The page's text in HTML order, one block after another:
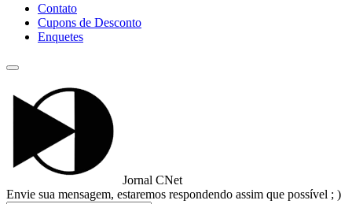
Contato
Cupons de Desconto
Enquetes
Jornal CNet
Envie sua mensagem, estaremos respondendo assim que possível ; )